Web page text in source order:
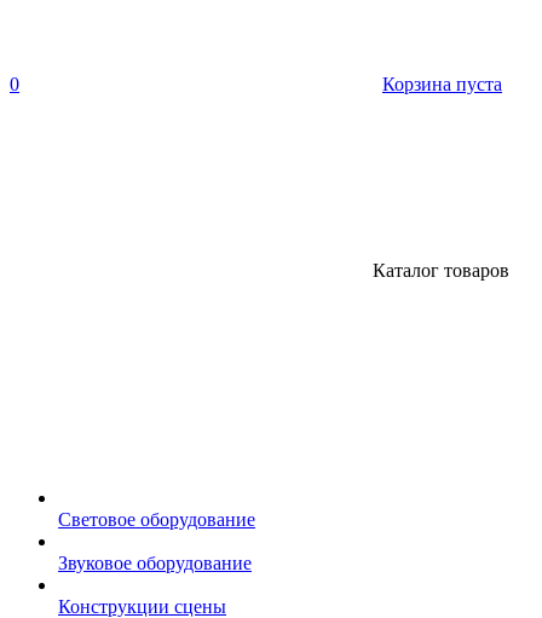
0 Корзина пуста
Каталог товаров
Световое оборудование
Звуковое оборудование
Конструкции сцены